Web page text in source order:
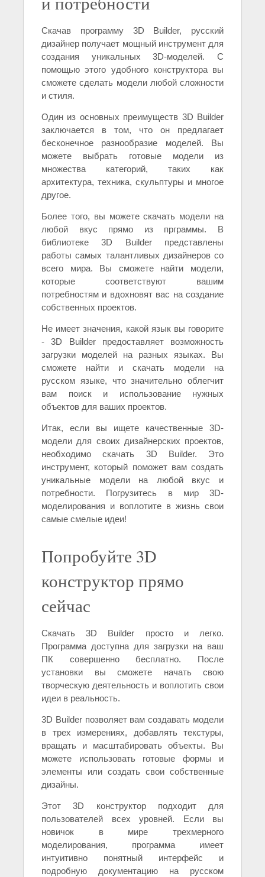
Скачав программу 3D Builder, русский
дизайнер получает мощный инструмент для
создания уникальных 3D-моделей. С
помощью этого удобного конструктора вы
сможете сделать модели любой сложности
и стиля.
Один из основных преимуществ 3D Builder
заключается в том, что он предлагает
бесконечное разнообразие моделей. Вы
можете выбрать готовые модели из
множества категорий, таких как
архитектура, техника, скульптуры и многое
другое.
Более того, вы можете скачать модели на
любой вкус прямо из прграммы. В
библиотеке 3D Builder представлены
работы самых талантливых дизайнеров со
всего мира. Вы сможете найти модели,
которые соответствуют вашим
потребностям и вдохновят вас на создание
собственных проектов.
Не имеет значения, какой язык вы говорите
- 3D Builder предоставляет возможность
загрузки моделей на разных языках. Вы
сможете найти и скачать модели на
русском языке, что значительно облегчит
вам поиск и использование нужных
объектов для ваших проектов.
Итак, если вы ищете качественные 3D-
модели для своих дизайнерских проектов,
необходимо скачать 3D Builder. Это
инструмент, который поможет вам создать
уникальные модели на любой вкус и
потребности. Погрузитесь в мир 3D-
моделирования и воплотите в жизнь свои
самые смелые идеи!
Попробуйте 3D
конструктор прямо
сейчас
Скачать 3D Builder просто и легко.
Программа доступна для загрузки на ваш
ПК совершенно бесплатно. После
установки вы сможете начать свою
творческую деятельность и воплотить свои
идеи в реальность.
3D Builder позволяет вам создавать модели
в трех измерениях, добавлять текстуры,
вращать и масштабировать объекты. Вы
можете использовать готовые формы и
элементы или создать свои собственные
дизайны.
Этот 3D конструктор подходит для
пользователей всех уровней. Если вы
новичок в мире трехмерного
моделирования, программа имеет
интуитивно понятный интерфейс и
подробную документацию на русском